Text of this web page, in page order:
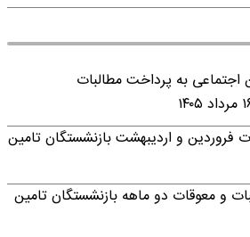
اجتماعی به پرداخت مطالبات
فروردین و اردیبهشت بازنشستگان تامین
و معوقات دو ماهه بازنشستگان تامین